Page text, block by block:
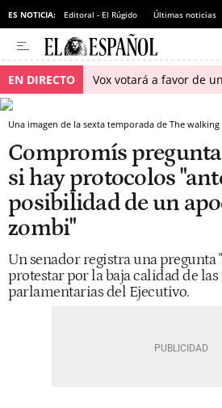
ES NOTICIA: Editoral - El Rúgido Últimas noticias
EN DIRECTO Vox votará a favor de
Una imagen de la sexta temporada de The walking
Compromís
si hay protocolos
posibilidad de un
zombi"
Un senador registra una pregunta
protestar por la baja calidad de las
parlamentarias del Ejecutivo.